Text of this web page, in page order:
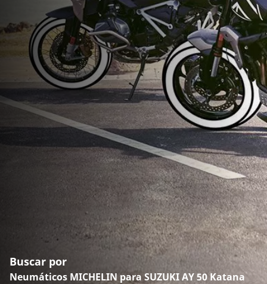
Buscar por
Neumáticos MICHELIN para SUZUKI AY 50 Katana